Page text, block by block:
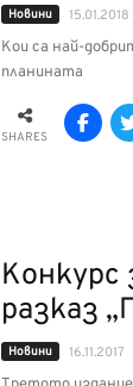
Новини 15.01.2018
Кои са най-
планината
SHARES
Конкурс
разказ
Новини 16.11.2017